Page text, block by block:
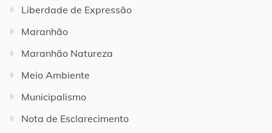
Liberdade de Expressão
Maranhão
Maranhão Natureza
Meio Ambiente
Municipalismo
Nota de Esclarecimento